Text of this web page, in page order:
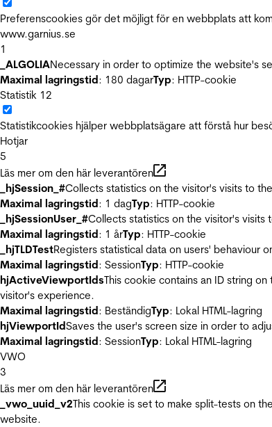
Preferenscookies gör det möjligt för en webbplats att
www.garnius.se
1
_ALGOLIANecessary in order to optimize the website's
Maximal lagringstid: 180 dagarTyp: HTTP-cookie
Statistik 12
Statistikcookies hjälper webbplatsägare att förstå hur
Hotjar
5
Läs mer om den här leverantören
_hjSession_#Collects statistics on the visitor's visits to
Maximal lagringstid: 1 dagTyp: HTTP-cookie
_hjSessionUser_#Collects statistics on the visitor's
Maximal lagringstid: 1 årTyp: HTTP-cookie
_hjTLDTestRegisters statistical data on users' behaviour
Maximal lagringstid: SessionTyp: HTTP-cookie
hjActiveViewportIdsThis cookie contains an ID string
visitor's experience.
Maximal lagringstid: BeständigTyp: Lokal HTML-lagring
hjViewportIdSaves the user's screen size in order to
Maximal lagringstid: SessionTyp: Lokal HTML-lagring
VWO
3
Läs mer om den här leverantören
_vwo_uuid_v2This cookie is set to make split-tests on
website.